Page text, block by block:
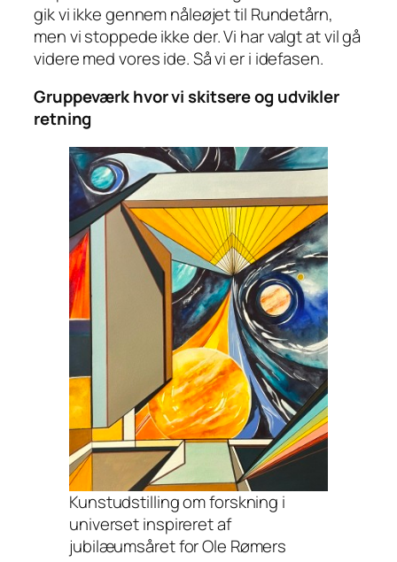
gik vi ikke gennem nåleøjet til Rundetårn,
men vi stoppede ikke der. Vi har valgt at vil gå
videre med vores ide. Så vi er i idefasen.
Gruppeværk hvor vi skitsere og udvikler
retning
Kunstudstilling om forskning i
universet inspireret af
jubilæumsåret for Ole Rømers